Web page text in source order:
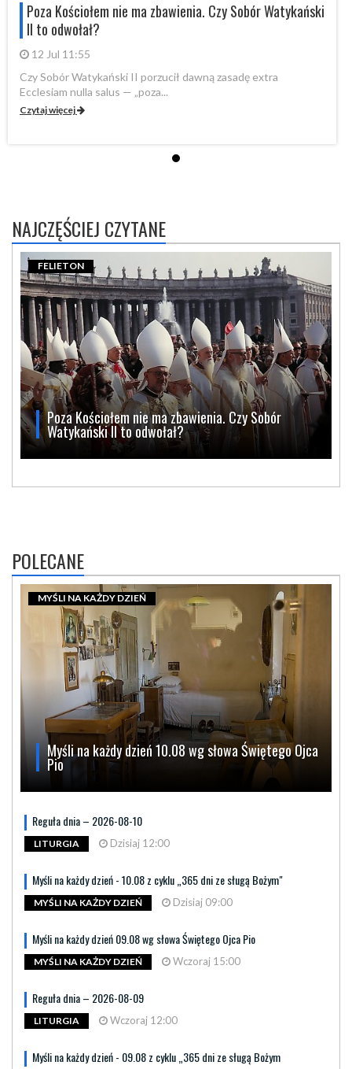
Poza Kościołem nie ma zbawienia. Czy Sobór Watykański
II to odwołał?
12 Jul 11:55
Czy Sobór Watykański II porzucił dawną zasadę extra
Ecclesiam nulla salus — „poza...
Czytaj więcej
NAJCZĘŚCIEJ CZYTANE
Poza Kościołem nie ma zbawienia. Czy Sobór
Watykański II to odwołał?
FELIETON
POLECANE
Myśli na każdy dzień 10.08 wg słowa Świętego Ojca
Pio
MYŚLI NA KAŻDY DZIEŃ
Reguła dnia – 2026-08-10
LITURGIA Dzisiaj 12:00
Myśli na każdy dzień - 10.08 z cyklu „365 dni ze sługą Bożym"
MYŚLI NA KAŻDY DZIEŃ Dzisiaj 09:00
Myśli na każdy dzień 09.08 wg słowa Świętego Ojca Pio
MYŚLI NA KAŻDY DZIEŃ Wczoraj 15:00
Reguła dnia – 2026-08-09
LITURGIA Wczoraj 12:00
Myśli na każdy dzień - 09.08 z cyklu „365 dni ze sługą Bożym